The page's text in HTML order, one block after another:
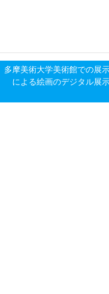
多摩美術大学美術館での展
による絵画のデジタル展